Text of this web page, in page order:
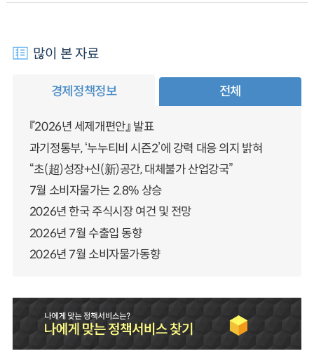
많이 본 자료
경제정책정보 전체
『2026년 세제개편안』 발표
과기정통부, ‘누누티비 시즌2’에 강력 대응 의지 밝혀
“초(超)성장+신(新)공간, 대체불가 산업강국”
7월 소비자물가는 2.8% 상승
2026년 한국 주식시장 여건 및 전망
2026년 7월 수출입 동향
2026년 7월 소비자물가동향